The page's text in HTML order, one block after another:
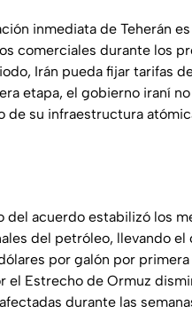
inmediata de Teherán
comerciales durante los
Irán pueda fijar tarifas
etapa, el gobierno iraní
su infraestructura
del acuerdo estabilizó los
del petróleo, llevando el
por galón por primera
el Estrecho de Ormuz
durante las